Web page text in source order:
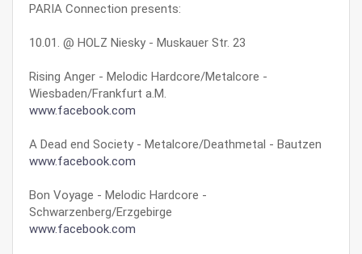
PARIA Connection presents:
10.01. @ HOLZ Niesky - Muskauer Str. 23
Rising Anger - Melodic Hardcore/Metalcore -
Wiesbaden/Frankfurt a.M.
www.facebook.com
A Dead end Society - Metalcore/Deathmetal - Bautzen
www.facebook.com
Bon Voyage - Melodic Hardcore -
Schwarzenberg/Erzgebirge
www.facebook.com